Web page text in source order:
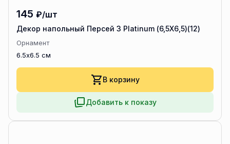
145 ₽/шт
Декор напольный Персей 3 Platinum (6,5Х6,5)(12)
Орнамент
6.5x6.5 см
В корзину
Добавить к показу